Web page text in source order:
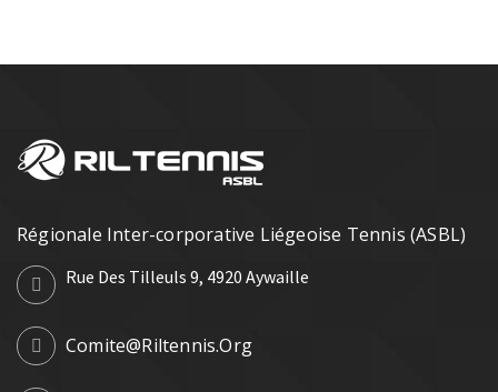
Régionale Inter-corporative Liégeoise Tennis (ASBL)
Rue Des Tilleuls 9, 4920 Aywaille
Comite@riltennis.org